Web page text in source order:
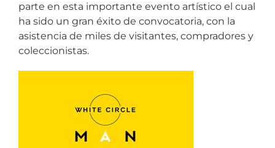
parte en esta importante evento artístico el cual
ha sido un gran éxito de convocatoria, con la
asistencia de miles de visitantes, compradores y
coleccionistas.